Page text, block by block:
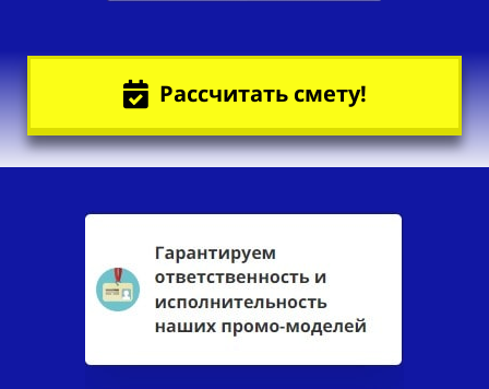
Рассчитать смету!